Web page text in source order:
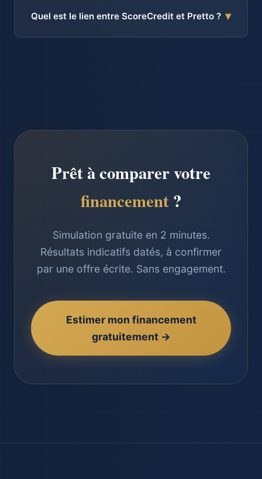
selon la définition CAFPI publiée dans le baromètre. Votre
résultat peut être différent ; seule une offre écrite confirme
Quel est le lien entre ScoreCredit et Pretto ? ▾
Prêt à comparer votre
financement?
Simulation gratuite en 2 minutes.
Résultats indicatifs datés, à confirmer
par une offre écrite. Sans engagement.
Estimer mon financement
gratuitement →